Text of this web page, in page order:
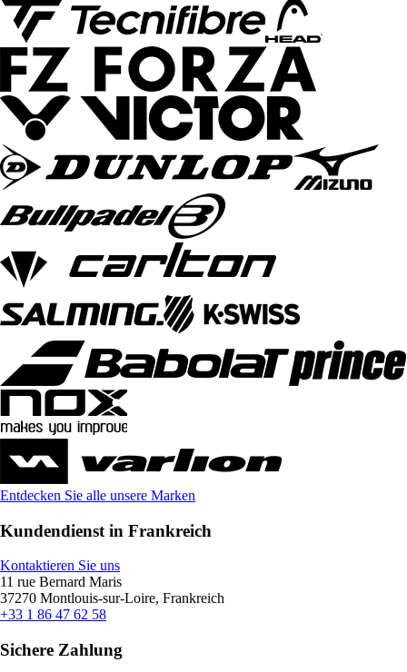
Entdecken Sie alle unsere Marken
Kundendienst in Frankreich
Kontaktieren Sie uns
11 rue Bernard Maris
37270 Montlouis-sur-Loire, Frankreich
+33 1 86 47 62 58
Sichere Zahlung